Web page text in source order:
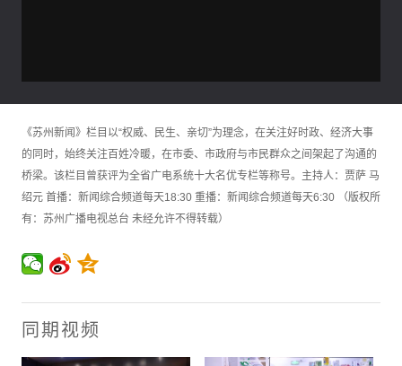
《苏州新闻》栏目以“权威、民生、亲切”为理念，在关注好时政、经济大事
的同时，始终关注百姓冷暖，在市委、市政府与市民群众之间架起了沟通的
桥梁。该栏目曾获评为全省广电系统十大名优专栏等称号。主持人：贾萨 马
绍元 首播：新闻综合频道每天18:30 重播：新闻综合频道每天6:30 （版权所
有：苏州广播电视总台 未经允许不得转载）
同期视频